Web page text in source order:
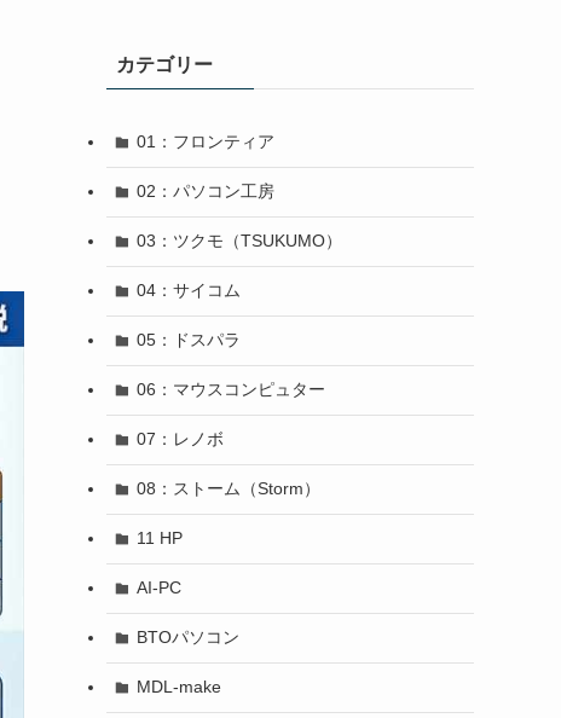
カテゴリー
01：フロンティア
02：パソコン工房
03：ツクモ（TSUKUMO）
04：サイコム
05：ドスパラ
06：マウスコンピュター
07：レノボ
08：ストーム（Storm）
11 HP
AI-PC
BTOパソコン
MDL-make